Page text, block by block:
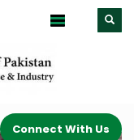
Connect With Us